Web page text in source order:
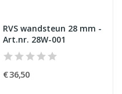
RVS wandsteun 28 mm -
Art.nr. 28W-001
€ 36,50